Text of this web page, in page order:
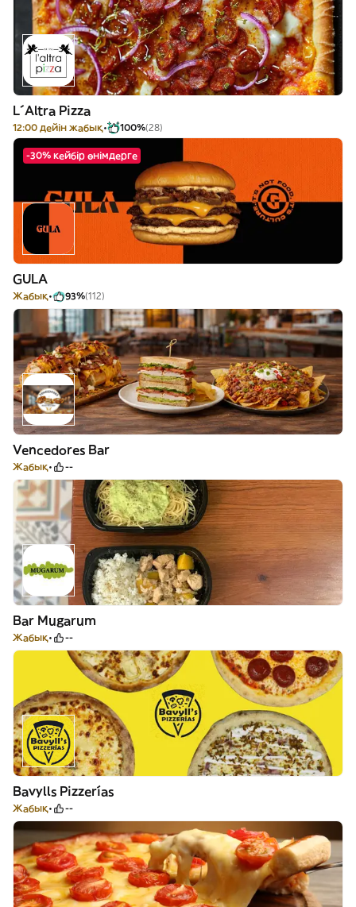
L´Altra Pizza
12:00 дейін жабық 100%(28)
-30% кейбір өнімдерге
GULA
Жабық 93%(112)
Vencedores Bar
Жабық --
Bar Mugarum
Жабық --
Bavylls Pizzerías
Жабық --